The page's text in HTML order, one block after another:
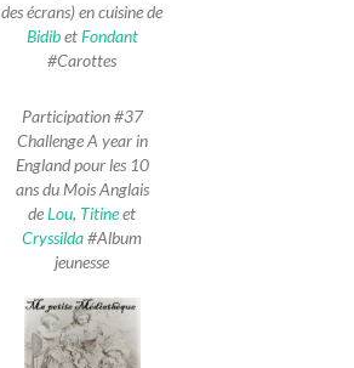
des écrans) en cuisine de
BidibetFondant
#Carottes
Participation #37
Challenge A year in
England pour les 10
ans du Mois Anglais
deLou, Titineet
Cryssilda#Album
jeunesse